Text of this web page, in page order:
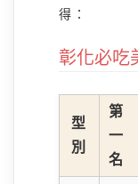
得：
彰化必吃
型
別
第
一
名